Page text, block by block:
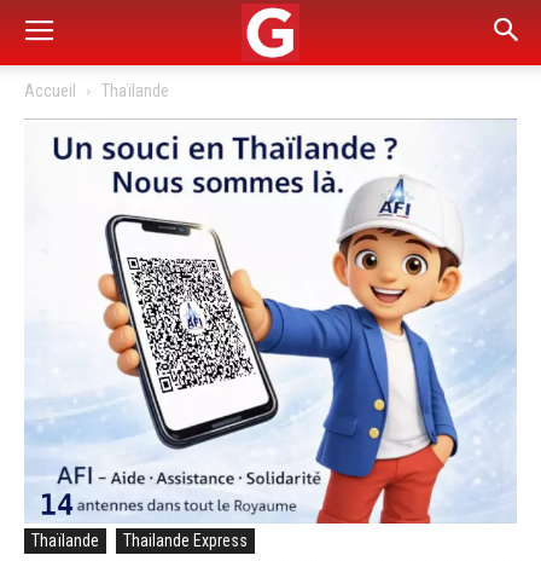
Accueil Thaïlande
Thaïlande Thailande Express